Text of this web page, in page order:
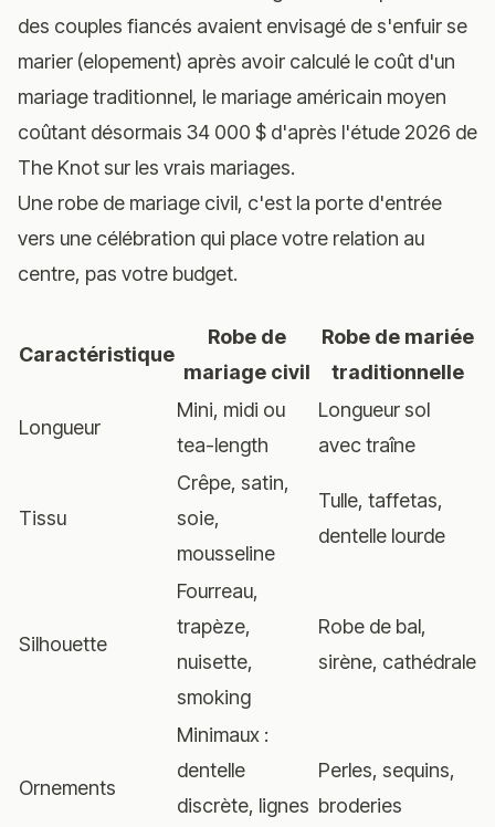
des couples fiancés avaient envisagé de s'enfuir se
marier (elopement) après avoir calculé le coût d'un
mariage traditionnel, le mariage américain moyen
coûtant désormais 34 000 $ d'après l'étude 2026 de
The Knot sur les vrais mariages.
Une robe de mariage civil, c'est la porte d'entrée
vers une célébration qui place votre relation au
centre, pas votre budget.
Caractéristique
Robe de
mariage civil
Robe de mariée
traditionnelle
Longueur
Mini, midi ou
tea-length
Longueur sol
avec traîne
Tissu
Crêpe, satin,
soie,
mousseline
Tulle, taffetas,
dentelle lourde
Silhouette
Fourreau,
trapèze,
nuisette,
smoking
Robe de bal,
sirène, cathédrale
Ornements
Minimaux :
dentelle
discrète, lignes
Perles, sequins,
broderies